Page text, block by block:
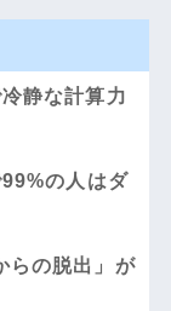
静な計算力
の人はダ
らの脱出」が